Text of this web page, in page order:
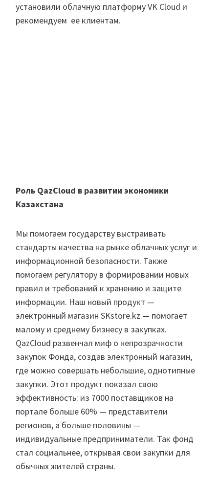
установили облачную платформу VK Cloud и
рекомендуем ее клиентам.
Роль QazCloud в развитии экономики
Казахстана
Мы помогаем государству выстраивать
стандарты качества на рынке облачных услуг и
информационной безопасности. Также
помогаем регулятору в формировании новых
правил и требований к хранению и защите
информации. Наш новый продукт —
электронный магазин SKstore.kz — помогает
малому и среднему бизнесу в закупках.
QazCloud развенчал миф о непрозрачности
закупок Фонда, создав электронный магазин,
где можно совершать небольшие, однотипные
закупки. Этот продукт показал свою
эффективность: из 7000 поставщиков на
портале больше 60% — представители
регионов, а больше половины —
индивидуальные предприниматели. Так фонд
стал социальнее, открывая свои закупки для
обычных жителей страны.